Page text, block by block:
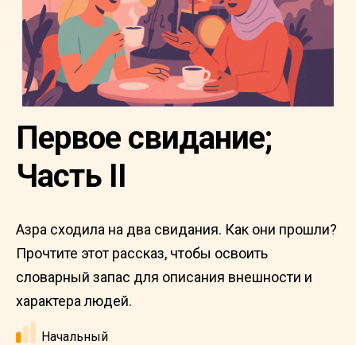
Первое свидание;
Часть II
Азра сходила на два свидания. Как они прошли?
Прочтите этот рассказ, чтобы освоить
словарный запас для описания внешности и
характера людей.
Начальный